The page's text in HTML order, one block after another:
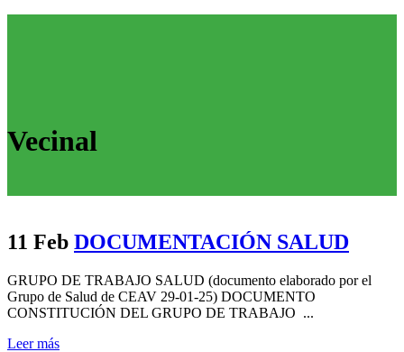
Vecinal
11 Feb DOCUMENTACIÓN SALUD
GRUPO DE TRABAJO SALUD (documento elaborado por el
Grupo de Salud de CEAV 29-01-25) DOCUMENTO
CONSTITUCIÓN DEL GRUPO DE TRABAJO ...
Leer más